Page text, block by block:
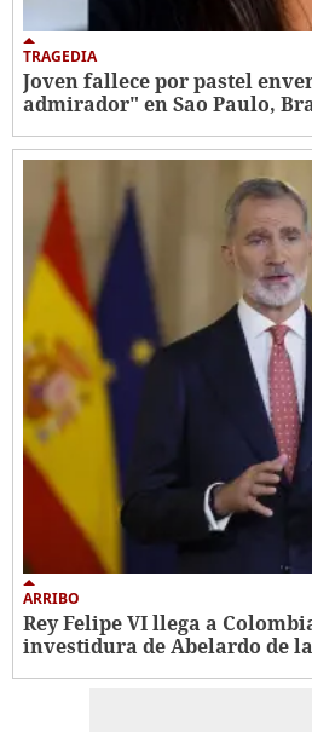
TRAGEDIA
Joven fallece por pastel
admirador" en Sao Paulo,
ARRIBO
Rey Felipe VI llega a
investidura de Abelardo de